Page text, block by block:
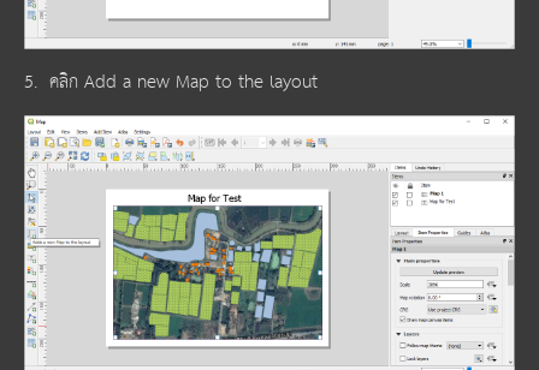
5. คลิก Add a new Map to the layout